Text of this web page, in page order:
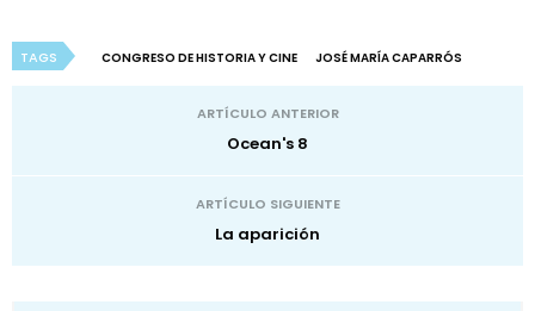
TAGS CONGRESO DE HISTORIA Y CINE JOSÉ MARÍA CAPARRÓS
ARTÍCULO ANTERIOR
Ocean's 8
ARTÍCULO SIGUIENTE
La aparición